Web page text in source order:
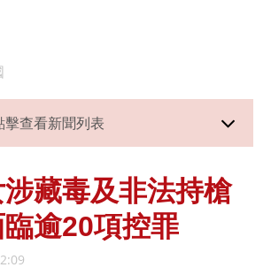
擊查看新聞列表
藏毒及非法持槍
逾20項控罪